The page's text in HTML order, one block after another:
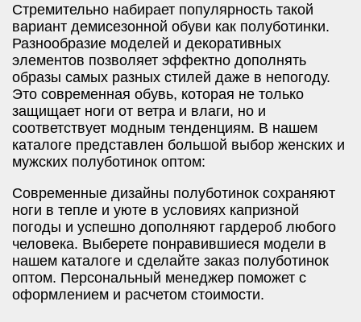
Стремительно набирает популярность такой
вариант демисезонной обуви как полуботинки.
Разнообразие моделей и декоративных
элементов позволяет эффектно дополнять
образы самых разных стилей даже в непогоду.
Это современная обувь, которая не только
защищает ноги от ветра и влаги, но и
соответствует модным тенденциям. В нашем
каталоге представлен большой выбор женских и
мужских полуботинок оптом:
Современные дизайны полуботинок сохраняют
ноги в тепле и уюте в условиях капризной
погоды и успешно дополняют гардероб любого
человека. Выберете понравившиеся модели в
нашем каталоге и сделайте заказ полуботинок
оптом. Персональный менеджер поможет с
оформлением и расчетом стоимости.